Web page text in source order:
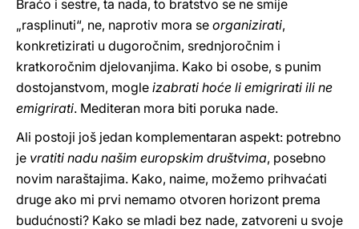
Braćo i sestre, ta nada, to bratstvo se ne smije
„rasplinuti“, ne, naprotiv mora se organizirati,
konkretizirati u dugoročnim, srednjoročnim i
kratkoročnim djelovanjima. Kako bi osobe, s punim
dostojanstvom, mogle izabrati hoće li emigrirati ili ne
emigrirati. Mediteran mora biti poruka nade.
Ali postoji još jedan komplementaran aspekt: potrebno
je vratiti nadu našim europskim društvima, posebno
novim naraštajima. Kako, naime, možemo prihvaćati
druge ako mi prvi nemamo otvoren horizont prema
budućnosti? Kako se mladi bez nade, zatvoreni u svoje